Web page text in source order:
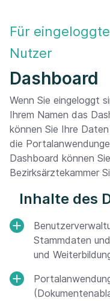
Für
Nutzer
Dashboard
Wenn Sie eingeloggt
Ihrem Namen das
können Sie Ihre
die
Dashboard können
Bezirksärztekammer
Inhalte des
Stammdaten
und